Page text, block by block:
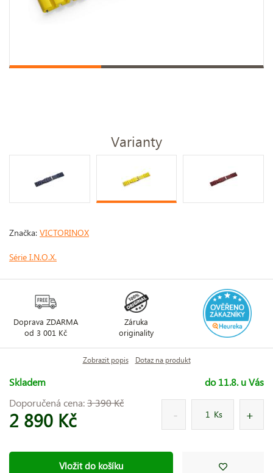
Varianty
Značka: VICTORINOX
Série I.N.O.X.
Doprava ZDARMA
od 3 001 Kč
Záruka
originality
Zobrazit popis Dotaz na produkt
Skladem
do 11.8. u Vás
Doporučená cena:3 390 Kč
2 890 Kč Ks
Vložit do košíku